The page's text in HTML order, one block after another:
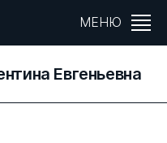
МЕНЮ
Евгеньевна